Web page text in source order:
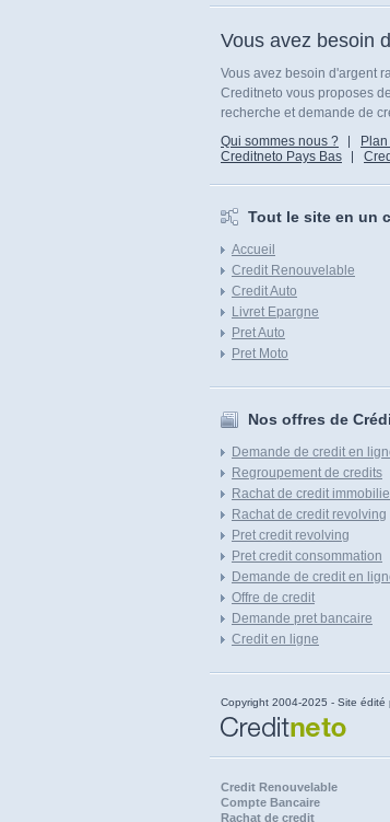
Vous avez besoin
Vous avez besoin d'argent
Creditneto vous proposes
recherche et demande de
Qui sommes nous ?
Creditneto Pays Bas
Tout le site en un
Accueil
Credit Renouvelable
Credit Auto
Livret Epargne
Pret Auto
Pret Moto
Nos offres de
Demande de credit en
Regroupement de credits
Rachat de credit
Rachat de credit revolving
Pret credit revolving
Pret credit consommation
Demande de credit en
Offre de credit
Demande pret bancaire
Credit en ligne
Copyright 2004-2025 - Site édité
Credit Renouvelable
Compte Bancaire
Rachat de credit